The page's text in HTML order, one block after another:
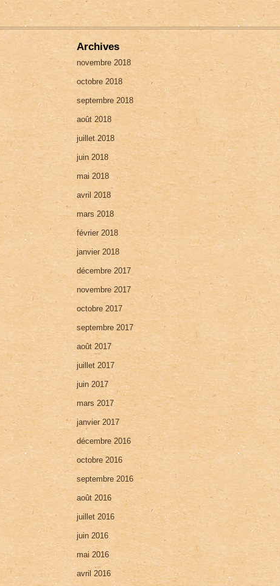
Archives
novembre 2018
octobre 2018
septembre 2018
août 2018
juillet 2018
juin 2018
mai 2018
avril 2018
mars 2018
février 2018
janvier 2018
décembre 2017
novembre 2017
octobre 2017
septembre 2017
août 2017
juillet 2017
juin 2017
mars 2017
janvier 2017
décembre 2016
octobre 2016
septembre 2016
août 2016
juillet 2016
juin 2016
mai 2016
avril 2016